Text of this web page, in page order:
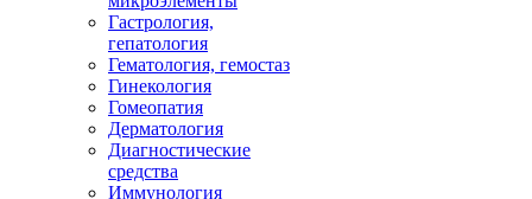
Гастрология,
гепатология
Гематология, гемостаз
Гинекология
Гомеопатия
Дерматология
Диагностические
средства
Иммунология